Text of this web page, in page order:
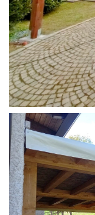
STRUTTURA